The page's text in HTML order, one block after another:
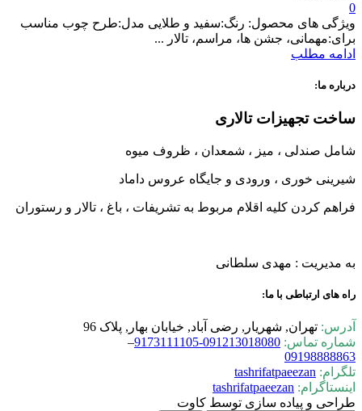
0
ویژگی های محصول: رنگ:سفید و طلایی مدل:طرح چوب مناسب
برای:مهمانی، جشن ها، مراسم، تالار ...
ادامه مطلب
درباره ما:
ساخت تجهیزات تالاری
شامل صندلی ، میز ، شمعدان ، ظروف میوه
شیرینی خوری ، ورودی و جایگاه عروس داماد
فراهم کردن کلیه اقلام مربوط به تشریفات ، باغ ، تالار و رستوران
به مدیریت : مهدی سلطانی
راه های ارتباطی با ما:
آدرس: تهران, شهریار, رضی آباد, خیابان بهار, پلاک 96
شماره تماس:
091213018080-9173111105
–
09198888863
تلگرام: tashrifatpaeezan
اینستاگرام: tashrifatpaeezan
طراحی و پیاده سازی توسط کاوت